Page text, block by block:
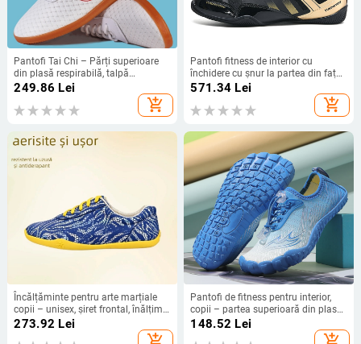
Pantofi Tai Chi – Părți superioare
din plasă respirabilă, talpă
antiderapantă, absorbția
transpirației – Adulți, Unisex,
Pantofi de interior pentru fitness
249.86 Lei
add_shopping_cart
Pantofi fitness de interior cu
închidere cu șnur la partea din față,
pantof Nano din plasă în trei
straturi, înălțime medie a părții
superioare, talpă din cauciuc
571.34 Lei
add_shopping_cart
Încălțăminte pentru arte marțiale
copii – unisex, șiret frontal, înălțime
joasă, partea superioară
Nylon+Leather, talpă din cauciuc
273.92 Lei
Pantofi de fitness pentru interior,
copii – partea superioară din plasă
respirabilă, talpă cu amortizare,
148.52 Lei